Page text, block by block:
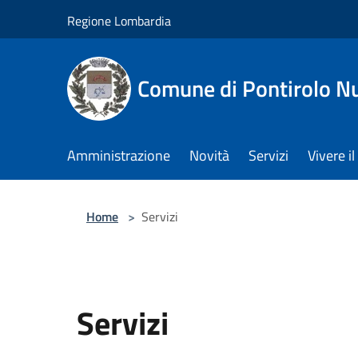
Regione Lombardia
Comune di Pontirolo
Amministrazione Novità Servizi Vivere
Home > Servizi
Servizi